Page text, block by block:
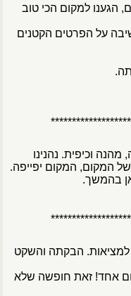
הגענו למקום הכי טוב
על הפרטים הקטנים
וכיפית. נהנינו
של המקום, המקום יפייפה.
בהמשך.
למציאות. הבקתה והשקט
אחד! זאת חופשה שלא